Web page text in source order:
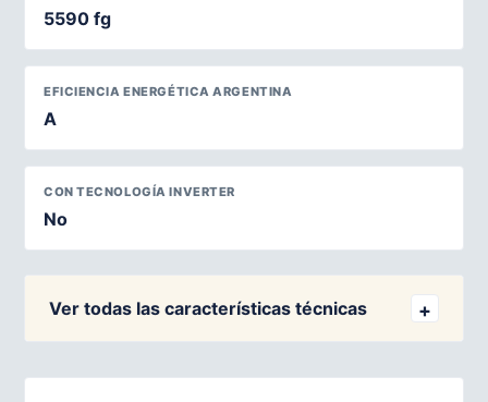
5590 fg
EFICIENCIA ENERGÉTICA ARGENTINA
A
CON TECNOLOGÍA INVERTER
No
Ver todas las características técnicas